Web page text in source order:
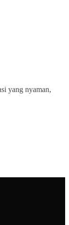
yang nyaman,